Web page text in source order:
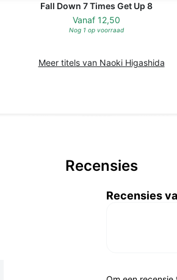
Fall Down 7 Times Get Up 8
Vanaf 12,50
Nog 1 op voorraad
Meer titels van Naoki Higashida
Recensies
Recensies